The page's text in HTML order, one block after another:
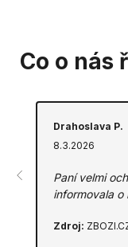
Co o nás
Drahoslava P.
8.3.2026
Paní velmi
informovala
Zdroj: